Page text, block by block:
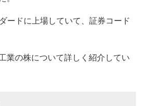
ードに上場していて、証券コード
業の株について詳しく紹介してい